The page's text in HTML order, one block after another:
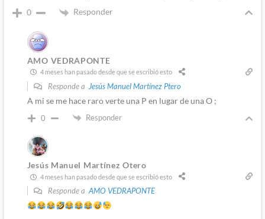
0 Responder
AMO VEDRAPONTE
4 meses han pasado desde que se escribió esto
Responde a Jesús Manuel Martínez Ptero
A mi se me hace raro verte una P en lugar de una O ;
0 Responder
Jesús Manuel Martínez Otero
4 meses han pasado desde que se escribió esto
Responde aAMO VEDRAPONTE